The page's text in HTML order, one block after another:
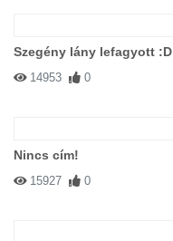
Szegény lány lefagyott :D
14953 0
Nincs cím!
15927 0